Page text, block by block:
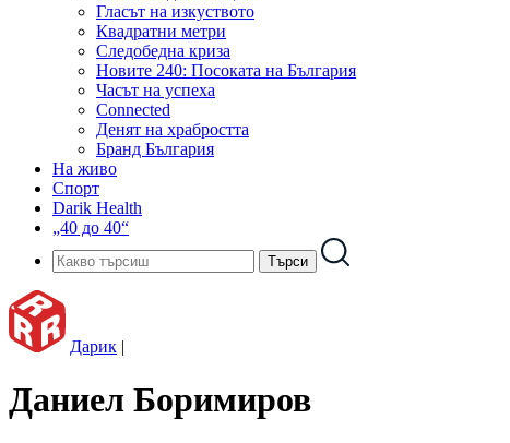
Гласът на изкуството
Квадратни метри
Следобедна криза
Новите 240: Посоката на България
Часът на успеха
Connected
Денят на храбростта
Бранд България
На живо
Спорт
Darik Health
„40 до 40“
Дарик |
Даниел Боримиров